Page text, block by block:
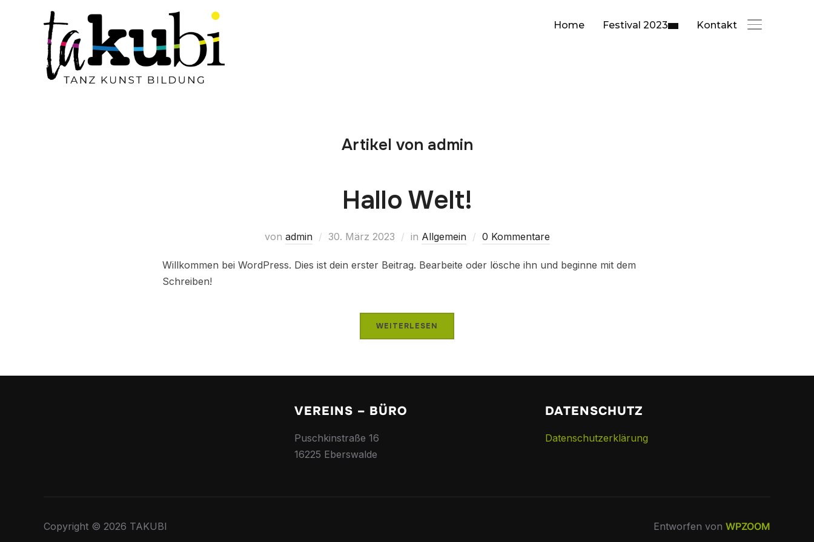
Home Festival 2023 Kontakt
Artikel von admin
Hallo Welt!
von admin 30. März 2023 in Allgemein 0 Kommentare
Willkommen bei WordPress. Dies ist dein erster Beitrag. Bearbeite oder lösche ihn und beginne mit dem
Schreiben!
WEITERLESEN
VEREINS – BÜRO
Puschkinstraße 16
16225 Eberswalde
DATENSCHUTZ
Datenschutzerklärung
Copyright © 2026 TAKUBI Entworfen von WPZOOM